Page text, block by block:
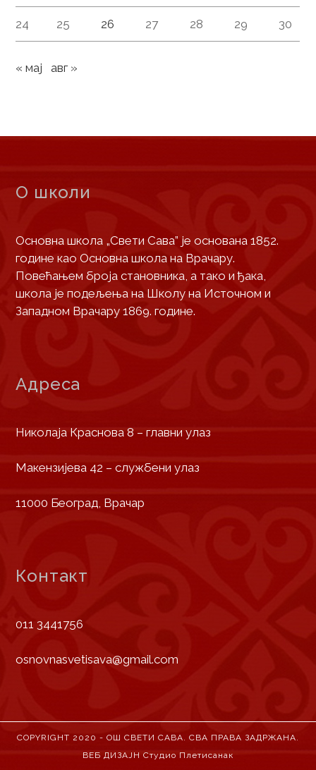
24 25 26 27 28 29 30
« мај авг »
О школи
Основна школа „Свети Сава” је основана 1852.
године као Основна школа на Врачару.
Повећањем броја становника, а тако и ђака,
школа је подељења на Школу на Источном и
Западном Врачару 1869. године.
Адреса
Николаја Краснова 8 – главни улаз
Макензијева 42 – службени улаз
11000 Београд, Врачар
Контакт
011 3441756
osnovnasvetisava@gmail.com
COPYRIGHT 2020 - ОШ СВЕТИ САВА. СВА ПРАВА ЗАДРЖАНА.
ВЕБ ДИЗАЈН Студио Плетисанак